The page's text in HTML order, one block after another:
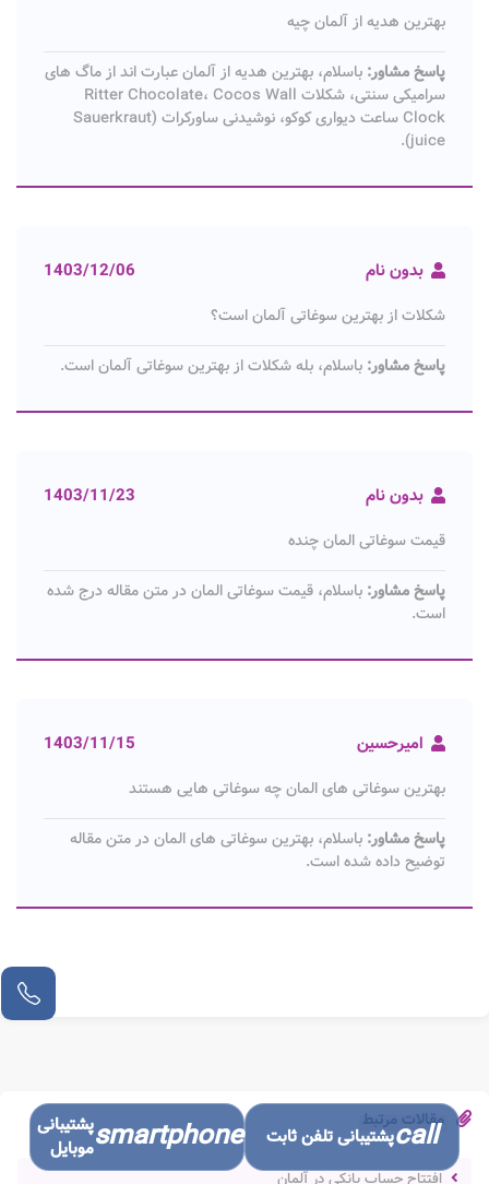
مقالات مرتبط
افتتاح حساب بانکی در آلمان
بهترین هدیه از آلمان چیه
پاسخ مشاور: باسلام، بهترین هدیه از آلمان عبارت اند از ماگ های
سرامیکی سنتی، شکلات Ritter Chocolate، Cocos Wall
Clock ساعت دیواری کوکو، نوشیدنی ساورکرات (Sauerkraut
juice).
بدون نام 1403/12/06
شکلات از بهترین سوغاتی آلمان است؟
پاسخ مشاور: باسلام، بله شکلات از بهترین سوغاتی آلمان است.
بدون نام 1403/11/23
قیمت سوغاتی المان چنده
پاسخ مشاور: باسلام، قیمت سوغاتی المان در متن مقاله درج شده
است.
امیرحسین 1403/11/15
بهترین سوغاتی های المان چه سوغاتی هایی هستند
پاسخ مشاور: باسلام، بهترین سوغاتی های المان در متن مقاله
توضیح داده شده است.
callپشتیبانی تلفن ثابت smartphoneپشتیبانی
موبایل